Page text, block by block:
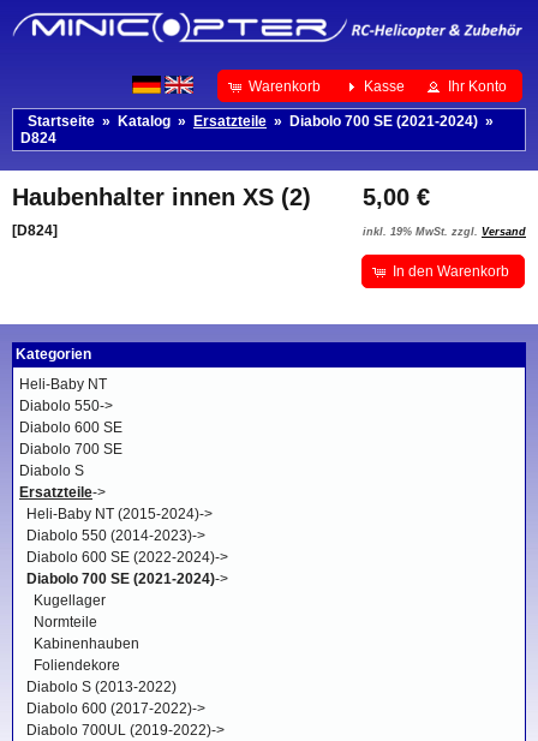
Warenkorb Kasse Ihr Konto
Startseite » Katalog » Ersatzteile » Diabolo 700 SE (2021-2024) »
D824
5,00 €
inkl. 19% MwSt. zzgl. Versand
Haubenhalter innen XS (2)
[D824]
In den Warenkorb
Kategorien
Heli-Baby NT
Diabolo 550->
Diabolo 600 SE
Diabolo 700 SE
Diabolo S
Ersatzteile->
Heli-Baby NT (2015-2024)->
Diabolo 550 (2014-2023)->
Diabolo 600 SE (2022-2024)->
Diabolo 700 SE (2021-2024)->
Kugellager
Normteile
Kabinenhauben
Foliendekore
Diabolo S (2013-2022)
Diabolo 600 (2017-2022)->
Diabolo 700UL (2019-2022)->